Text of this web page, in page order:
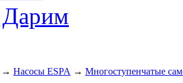
→ Насосы ESPA → Многоступенчатые